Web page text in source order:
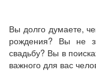
Вы долго думаете,
рождения? Вы не
свадьбу? Вы в
важного для вас